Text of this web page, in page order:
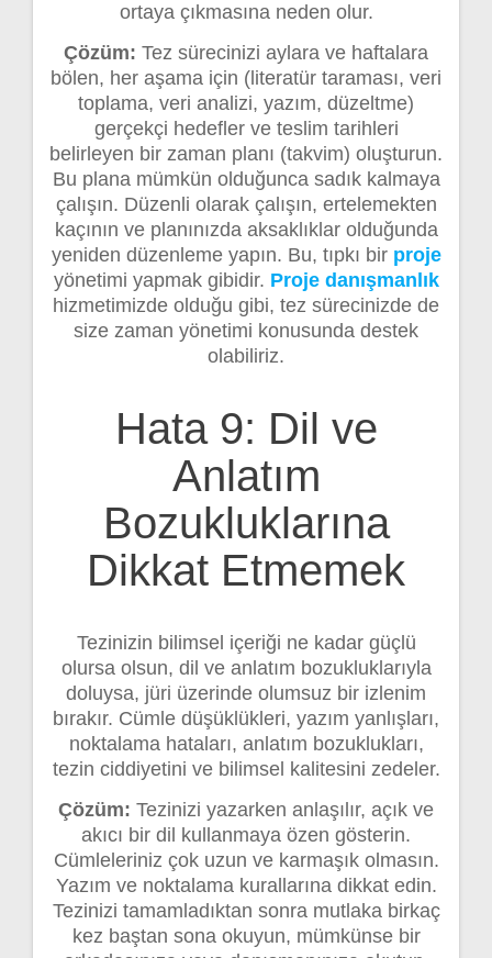
ortaya çıkmasına neden olur.
Çözüm: Tez sürecinizi aylara ve haftalara
bölen, her aşama için (literatür taraması, veri
toplama, veri analizi, yazım, düzeltme)
gerçekçi hedefler ve teslim tarihleri
belirleyen bir zaman planı (takvim) oluşturun.
Bu plana mümkün olduğunca sadık kalmaya
çalışın. Düzenli olarak çalışın, ertelemekten
kaçının ve planınızda aksaklıklar olduğunda
yeniden düzenleme yapın. Bu, tıpkı bir proje
yönetimi yapmak gibidir. Proje danışmanlık
hizmetimizde olduğu gibi, tez sürecinizde de
size zaman yönetimi konusunda destek
olabiliriz.
Hata 9: Dil ve
Anlatım
Bozukluklarına
Dikkat Etmemek
Tezinizin bilimsel içeriği ne kadar güçlü
olursa olsun, dil ve anlatım bozukluklarıyla
doluysa, jüri üzerinde olumsuz bir izlenim
bırakır. Cümle düşüklükleri, yazım yanlışları,
noktalama hataları, anlatım bozuklukları,
tezin ciddiyetini ve bilimsel kalitesini zedeler.
Çözüm: Tezinizi yazarken anlaşılır, açık ve
akıcı bir dil kullanmaya özen gösterin.
Cümleleriniz çok uzun ve karmaşık olmasın.
Yazım ve noktalama kurallarına dikkat edin.
Tezinizi tamamladıktan sonra mutlaka birkaç
kez baştan sona okuyun, mümkünse bir